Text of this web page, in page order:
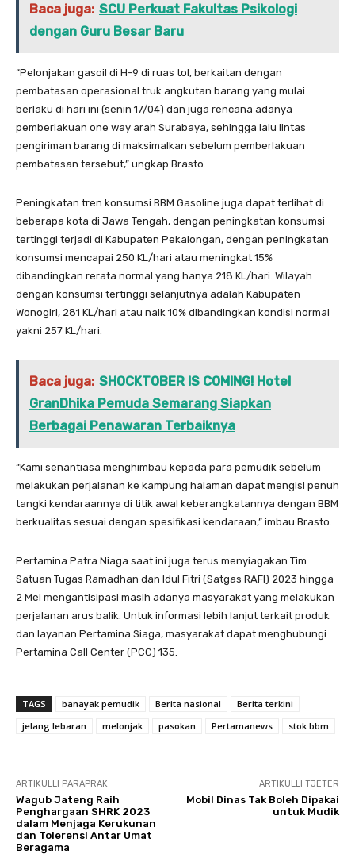
Baca juga: SCU Perkuat Fakultas Psikologi
dengan Guru Besar Baru
“Pelonjakan gasoil di H-9 di ruas tol, berkaitan dengan
pembatasan operasional truk angkutan barang yang mulai
berlaku di hari ini (senin 17/04) dan juga rencana adanya
pemberlakuan one way arah Surabaya, sehingga lalu lintas
pengiriman barang di maksimalkan sebelum pemberlakuan
pembatasan tersebut,” ungkap Brasto.
Peningkatan tren konsumsi BBM Gasoline juga dapat terlihat di
beberapa kota di Jawa Tengah, dengan peningkatan konsumsi
tertinggi terjadi di Kabupaten Pekalongan, dengan peningkatan
konsumsi mencapai 250 KL/hari atau meningkat 15%
dibandingkan rerata normal yang hanya 218 KL/hari. Wilayah
dengan konsumsi tertinggi selanjutnya adalah Kabupaten
Wonogiri, 281 KL/hari atau naik 10% dibandingkan kondisi normal
yakni 257 KL/hari.
Baca juga: SHOCKTOBER IS COMING! Hotel
GranDhika Pemuda Semarang Siapkan
Berbagai Penawaran Terbaiknya
“Kami senantiasa menghimbau kepada para pemudik sebelum
melakukan perjalanan ke kampung halaman dapat mengisi penuh
tangki kendaraannya di titik awal keberangkatannya dengan BBM
berkualitas sesuai dengan spesifikasi kendaraan,” imbau Brasto.
Pertamina Patra Niaga saat ini juga terus menyiagakan Tim
Satuan Tugas Ramadhan dan Idul Fitri (Satgas RAFI) 2023 hingga
2 Mei mengantisipasi masih adanya masyarakat yang melakukan
perjalanan arus balik. Untuk informasi lebih lanjut terkait produk
dan layanan Pertamina Siaga, masyarakat dapat menghubungi
Pertamina Call Center (PCC) 135.
TAGS banayak pemudik Berita nasional
Berita terkini
jelang lebaran
melonjak pasokan Pertamanews stok bbm
ARTIKULLI PARAPRAK
Wagub Jateng Raih
Penghargaan SHRK 2023
dalam Menjaga Kerukunan
dan Tolerensi Antar Umat
Beragama
ARTIKULLI TJETËR
Mobil Dinas Tak Boleh Dipakai
untuk Mudik